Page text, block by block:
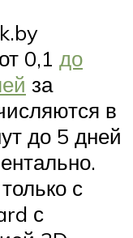
0,1 до
за
в
до 5 дней
с
с